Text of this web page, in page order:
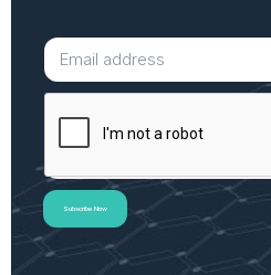
Subscribe Now